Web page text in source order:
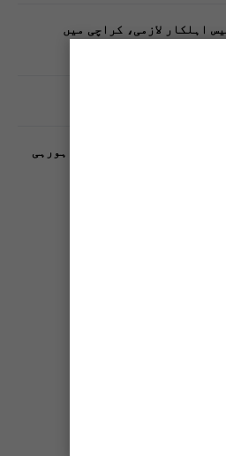
اہلکار لازمی، کراچی میں
ملک گیر آگاہی مہم!
کیلیے کیسے خطرناک ثابت ہورہی